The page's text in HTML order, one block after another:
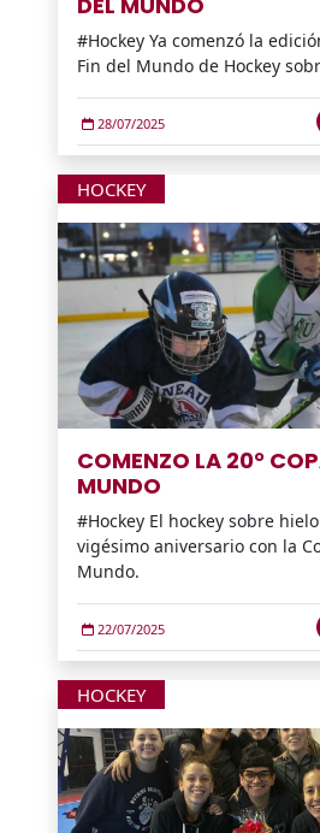
#Hockey Ya comenzó la
Fin del Mundo de Hockey
28/07/2025
HOCKEY
COMENZO LA 20°
MUNDO
#Hockey El hockey sobre
vigésimo aniversario con la
Mundo.
22/07/2025
HOCKEY